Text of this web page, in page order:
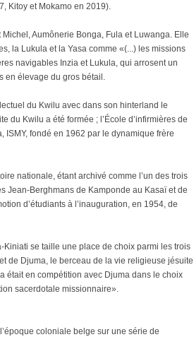
Kitoy et Mokamo en 2019).
Aumônerie Bonga, Fula et Luwanga. Elle
la Lukula et la Yasa comme «(...) les missions
navigables Inzia et Lukula, qui arrosent un
en élevage du gros bétail.
du Kwilu avec dans son hinterland le
du Kwilu a été formée ; l’École d’infirmières de
ISMY, fondé en 1962 par le dynamique frère
nationale, étant archivé comme l’un des trois
Jean-Berghmans de Kamponde au Kasaï et de
d’étudiants à l’inauguration, en 1954, de
Kiniati se taille une place de choix parmi les trois
de Djuma, le berceau de la vie religieuse jésuite
était en compétition avec Djuma dans le choix
sacerdotale missionnaire».
coloniale belge sur une série de